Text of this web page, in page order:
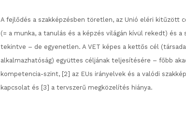
A fejlődés a szakképzésben töretlen, az Unió eléri kitűzött
(= a munka, a tanulás és a képzés világán kívül rekedt) és
tekintve – de egyenetlen. A VET képes a kettős cél
alkalmazhatóság) együttes céljának teljesítésére – főbb
kompetencia-szint, [2] az EUs irányelvek és a valódi
kapcsolat és [3] a tervszerű megközelítés hiánya.